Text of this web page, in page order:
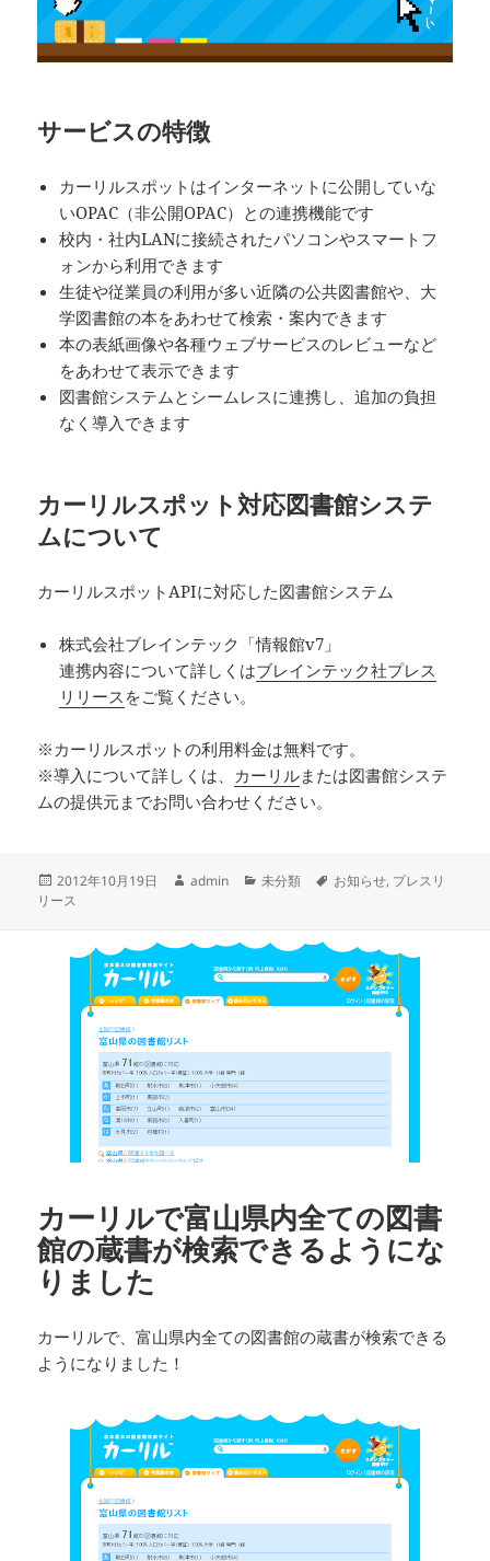
サービスの特徴
カーリルスポットはインターネットに公開していな
いOPAC（非公開OPAC）との連携機能です
校内・社内LANに接続されたパソコンやスマートフ
ォンから利用できます
生徒や従業員の利用が多い近隣の公共図書館や、大
学図書館の本をあわせて検索・案内できます
本の表紙画像や各種ウェブサービスのレビューなど
をあわせて表示できます
図書館システムとシームレスに連携し、追加の負担
なく導入できます
カーリルスポット対応図書館システ
ムについて
カーリルスポットAPIに対応した図書館システム
株式会社ブレインテック「情報館v7」
連携内容について詳しくはブレインテック社プレス
リリース をご覧ください。
※カーリルスポットの利用料金は無料です。
※導入について詳しくは、 カーリルまたは図書館システ
ムの提供元までお問い合わせください。
投
稿
2012年10月19日
作
admin
カ
リ
未分類
タ
お知らせ, プレスリ
リース
カーリルで富山県内全ての図書
館の蔵書が検索できるようにな
りました
カーリルで、富山県内全ての図書館の蔵書が検索できる
ようになりました！